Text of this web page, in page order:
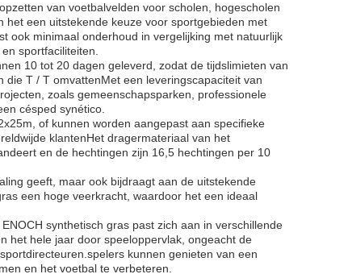
van voetbalvelden voor scholen, hogescholen
een uitstekende keuze voor sportgebieden met
ook minimaal onderhoud in vergelijking met natuurlijk
sportfaciliteiten.
10 tot 20 dagen geleverd, zodat de tijdslimieten van
T / T omvattenMet een leveringscapaciteit van
zoals gemeenschapsparken, professionele
césped synético.
of kunnen worden aangepast aan specifieke
klantenHet dragermateriaal van het
en de hechtingen zijn 16,5 hechtingen per 10
geeft, maar ook bijdraagt aan de uitstekende
een hoge veerkracht, waardoor het een ideaal
synthetisch gras past zich aan in verschillende
het hele jaar door speeloppervlak, ongeacht de
kunnen genieten van een
en het voetbal te verbeteren.